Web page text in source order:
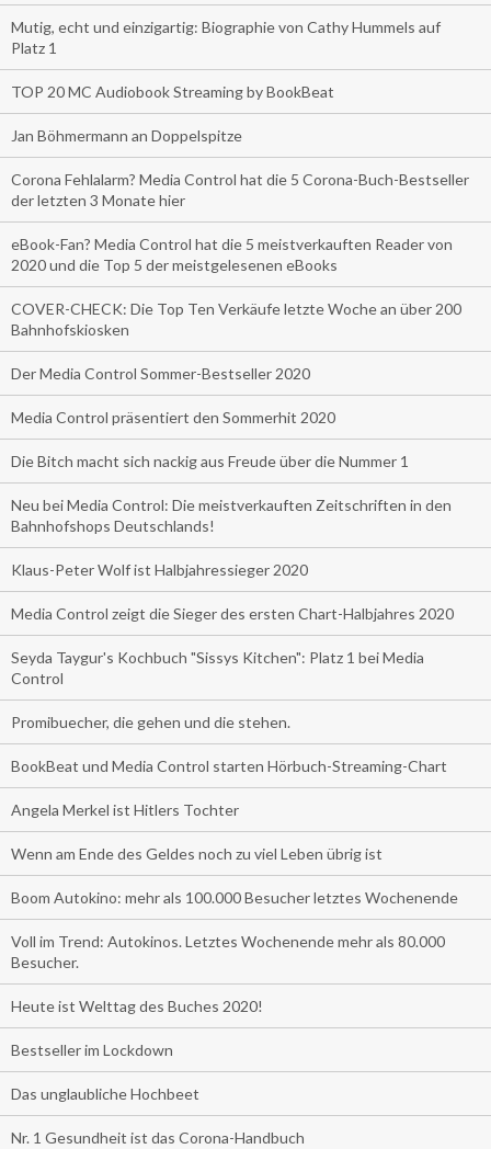
Mutig, echt und einzigartig: Biographie von Cathy Hummels auf
Platz 1
TOP 20 MC Audiobook Streaming by BookBeat
Jan Böhmermann an Doppelspitze
Corona Fehlalarm? Media Control hat die 5 Corona-Buch-Bestseller
der letzten 3 Monate hier
eBook-Fan? Media Control hat die 5 meistverkauften Reader von
2020 und die Top 5 der meistgelesenen eBooks
COVER-CHECK: Die Top Ten Verkäufe letzte Woche an über 200
Bahnhofskiosken
Der Media Control Sommer-Bestseller 2020
Media Control präsentiert den Sommerhit 2020
Die Bitch macht sich nackig aus Freude über die Nummer 1
Neu bei Media Control: Die meistverkauften Zeitschriften in den
Bahnhofshops Deutschlands!
Klaus-Peter Wolf ist Halbjahressieger 2020
Media Control zeigt die Sieger des ersten Chart-Halbjahres 2020
Seyda Taygur's Kochbuch "Sissys Kitchen": Platz 1 bei Media
Control
Promibuecher, die gehen und die stehen.
BookBeat und Media Control starten Hörbuch-Streaming-Chart
Angela Merkel ist Hitlers Tochter
Wenn am Ende des Geldes noch zu viel Leben übrig ist
Boom Autokino: mehr als 100.000 Besucher letztes Wochenende
Voll im Trend: Autokinos. Letztes Wochenende mehr als 80.000
Besucher.
Heute ist Welttag des Buches 2020!
Bestseller im Lockdown
Das unglaubliche Hochbeet
Nr. 1 Gesundheit ist das Corona-Handbuch